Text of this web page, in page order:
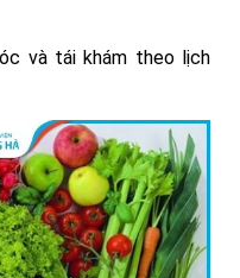
và tái khám theo lịch